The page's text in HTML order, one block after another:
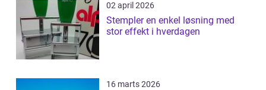
02 april 2026
Stempler en enkel løsning med
stor effekt i hverdagen
16 marts 2026